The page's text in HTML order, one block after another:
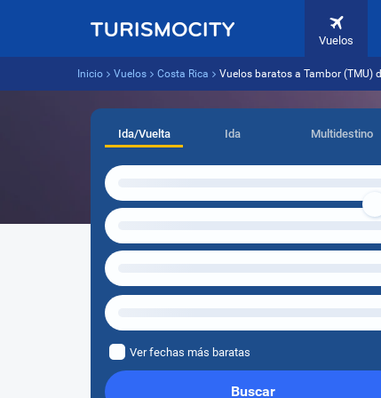
Vuelos
Inicio Vuelos Costa Rica Vuelos baratos a Tambor (TMU)
Ida/Vuelta Ida Multidestino
Ver fechas más baratas
Buscar